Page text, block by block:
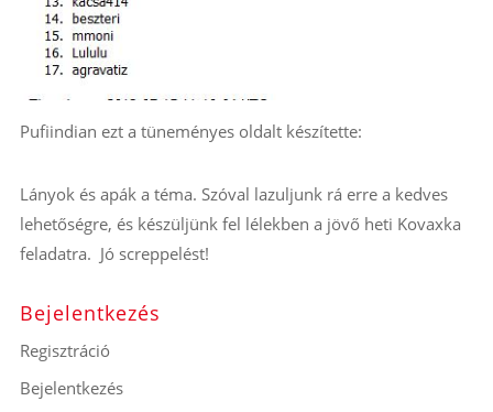
Pufiindian ezt a tüneményes oldalt készítette:
Lányok és apák a téma. Szóval lazuljunk rá erre a kedves
lehetőségre, és készüljünk fel lélekben a jövő heti Kovaxka
feladatra. Jó screppelést!
Bejelentkezés
Regisztráció
Bejelentkezés